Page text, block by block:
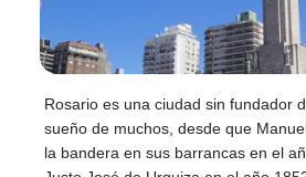
Rosario es una ciudad sin fundador
sueño de muchos, desde que
la bandera en sus barrancas en el